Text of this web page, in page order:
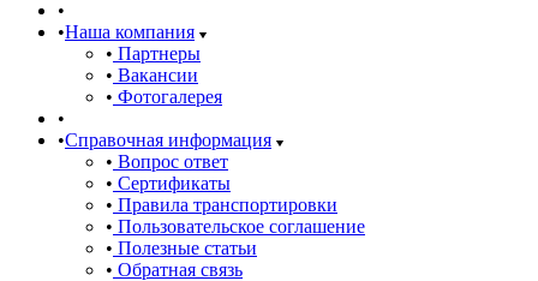
Наша компания
Партнеры
Вакансии
Фотогалерея
Справочная информация
Вопрос ответ
Сертификаты
Правила транспортировки
Пользовательское соглашение
Полезные статьи
Обратная связь